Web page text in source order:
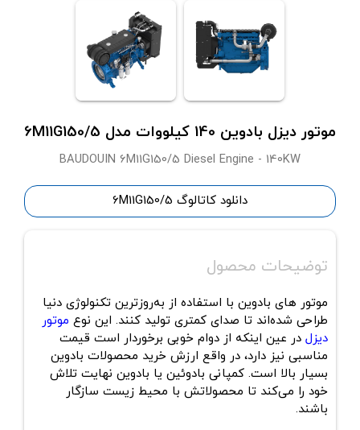
موتور دیزل بادوین 140 کیلووات مدل 6M11G150/5
BAUDOUIN 6M11G150/5 Diesel Engine - 140KW
دانلود کاتالوگ 6M11G150/5
توضیحات محصول
موتور های بادوین با استفاده از به‌روزترین تکنولوژی دنیا
طراحی شده‌اند تا صدای کمتری تولید کنند. این نوع موتور
دیزل در عین اینکه از دوام خوبی برخوردار است قیمت
مناسبی نیز دارد، در واقع ارزش خرید محصولات بادوین
بسیار بالا است. کمپانی بادوئین یا بادوین نهایت تلاش
خود را می‌کند تا محصولاتش با محیط زیست سازگار
باشند.